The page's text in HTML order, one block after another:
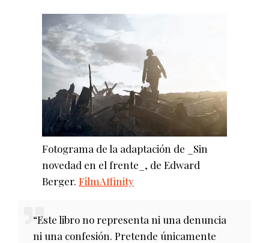
Fotograma de la adaptación de _Sin
novedad en el frente_, de Edward
Berger. FilmAffinity
“Este libro no representa ni una denuncia
ni una confesión. Pretende únicamente